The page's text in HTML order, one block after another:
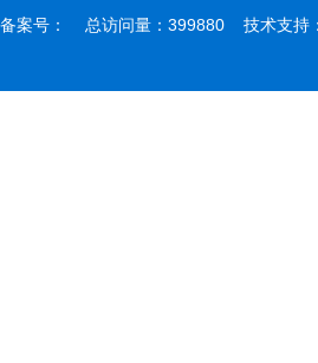
备案号：
总访问量：399880 技术支持：